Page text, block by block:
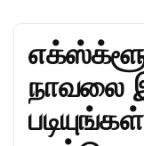
நாவலை